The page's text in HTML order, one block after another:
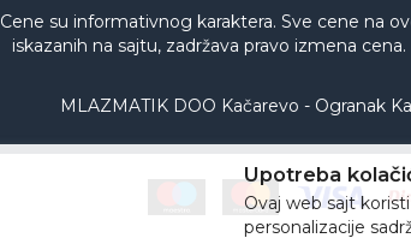
Cene su informativnog karaktera. Sve cene na
iskazanih na sajtu, zadržava pravo izmena
MLAZMATIK DOO Kačarevo - Ogranak
Upotreba
Ovaj web sajt
personalizacije